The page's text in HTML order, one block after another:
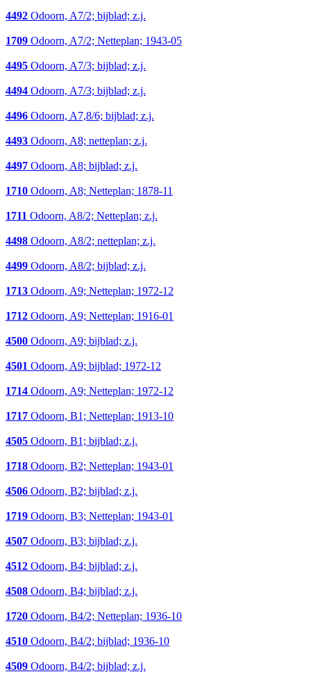
4492 Odoorn, A7/2; bijblad; z.j.
1709 Odoorn, A7/2; Netteplan; 1943-05
4495 Odoorn, A7/3; bijblad; z.j.
4494 Odoorn, A7/3; bijblad; z.j.
4496 Odoorn, A7,8/6; bijblad; z.j.
4493 Odoorn, A8; netteplan; z.j.
4497 Odoorn, A8; bijblad; z.j.
1710 Odoorn, A8; Netteplan; 1878-11
1711 Odoorn, A8/2; Netteplan; z.j.
4498 Odoorn, A8/2; netteplan; z.j.
4499 Odoorn, A8/2; bijblad; z.j.
1713 Odoorn, A9; Netteplan; 1972-12
1712 Odoorn, A9; Netteplan; 1916-01
4500 Odoorn, A9; bijblad; z.j.
4501 Odoorn, A9; bijblad; 1972-12
1714 Odoorn, A9; Netteplan; 1972-12
1717 Odoorn, B1; Netteplan; 1913-10
4505 Odoorn, B1; bijblad; z.j.
1718 Odoorn, B2; Netteplan; 1943-01
4506 Odoorn, B2; bijblad; z.j.
1719 Odoorn, B3; Netteplan; 1943-01
4507 Odoorn, B3; bijblad; z.j.
4512 Odoorn, B4; bijblad; z.j.
4508 Odoorn, B4; bijblad; z.j.
1720 Odoorn, B4/2; Netteplan; 1936-10
4510 Odoorn, B4/2; bijblad; 1936-10
4509 Odoorn, B4/2; bijblad; z.j.